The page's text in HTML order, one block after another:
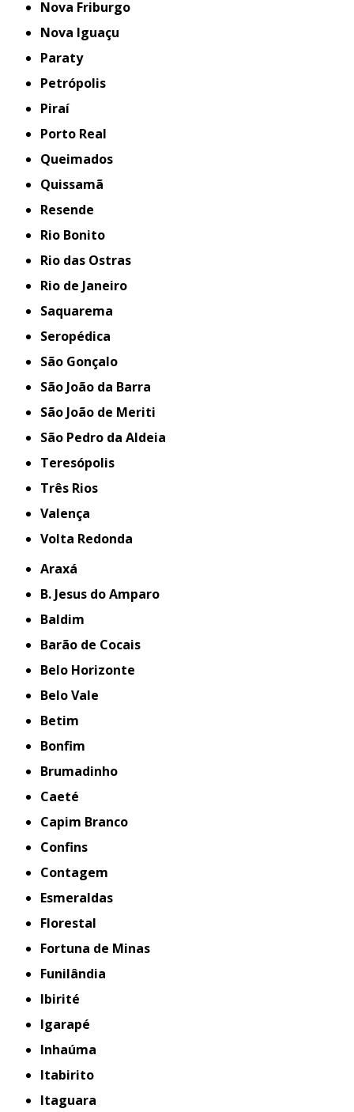
Nova Friburgo
Nova Iguaçu
Paraty
Petrópolis
Piraí
Porto Real
Queimados
Quissamã
Resende
Rio Bonito
Rio das Ostras
Rio de Janeiro
Saquarema
Seropédica
São Gonçalo
São João da Barra
São João de Meriti
São Pedro da Aldeia
Teresópolis
Três Rios
Valença
Volta Redonda
Araxá
B. Jesus do Amparo
Baldim
Barão de Cocais
Belo Horizonte
Belo Vale
Betim
Bonfim
Brumadinho
Caeté
Capim Branco
Confins
Contagem
Esmeraldas
Florestal
Fortuna de Minas
Funilândia
Ibirité
Igarapé
Inhaúma
Itabirito
Itaguara